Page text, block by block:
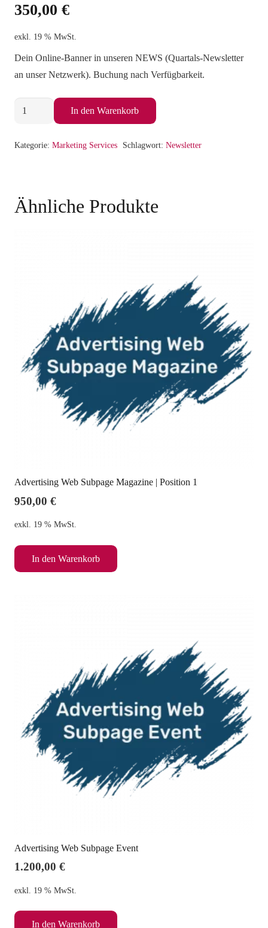
350,00 €
exkl. 19 % MwSt.
Dein Online-Banner in unseren NEWS (Quartals-Newsletter
an unser Netzwerk). Buchung nach Verfügbarkeit.
NEWS
In den Warenkorb
Kategorie: Marketing Services Schlagwort: Newsletter
Ähnliche Produkte
Advertising Web Subpage Magazine | Position 1
950,00 €
exkl. 19 % MwSt.
In den Warenkorb
Advertising Web Subpage Event
1.200,00 €
exkl. 19 % MwSt.
In den Warenkorb